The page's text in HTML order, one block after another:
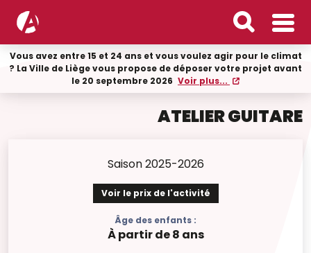
Vous avez entre 15 et 24 ans et vous voulez agir pour le climat
? La Ville de Liège vous propose de déposer votre projet avant
le 20 septembre 2026 Voir plus...
ATELIER GUITARE
Saison 2025-2026
Voir le prix de l'activité
Âge des enfants :
À partir de 8 ans